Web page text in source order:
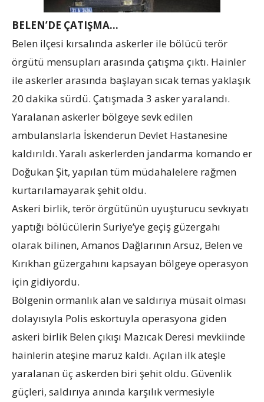
BELEN’DE ÇATIŞMA…
Belen ilçesi kırsalında askerler ile bölücü terör
örgütü mensupları arasında çatışma çıktı. Hainler
ile askerler arasında başlayan sıcak temas yaklaşık
20 dakika sürdü. Çatışmada 3 asker yaralandı.
Yaralanan askerler bölgeye sevk edilen
ambulanslarla İskenderun Devlet Hastanesine
kaldırıldı. Yaralı askerlerden jandarma komando er
Doğukan Şit, yapılan tüm müdahalelere rağmen
kurtarılamayarak şehit oldu.
Askeri birlik, terör örgütünün uyuşturucu sevkıyatı
yaptığı bölücülerin Suriye’ye geçiş güzergahı
olarak bilinen, Amanos Dağlarının Arsuz, Belen ve
Kırıkhan güzergahını kapsayan bölgeye operasyon
için gidiyordu.
Bölgenin ormanlık alan ve saldırıya müsait olması
dolayısıyla Polis eskortuyla operasyona giden
askeri birlik Belen çıkışı Mazıcak Deresi mevkiinde
hainlerin ateşine maruz kaldı. Açılan ilk ateşle
yaralanan üç askerden biri şehit oldu. Güvenlik
güçleri, saldırıya anında karşılık vermesiyle